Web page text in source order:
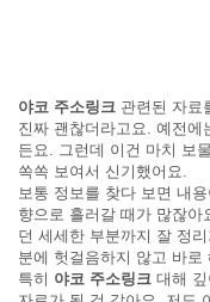
야코 주소링크 관련된 자료
진짜 괜찮더라고요. 예전에
든요. 그런데 이건 마치 보
쏙쏙 보여서 신기했어요.
보통 정보를 찾다 보면 내
향으로 흘러갈 때가 많잖
던 세세한 부분까지 잘 정
분에 헛걸음하지 않고 바
특히 야코 주소링크 대해